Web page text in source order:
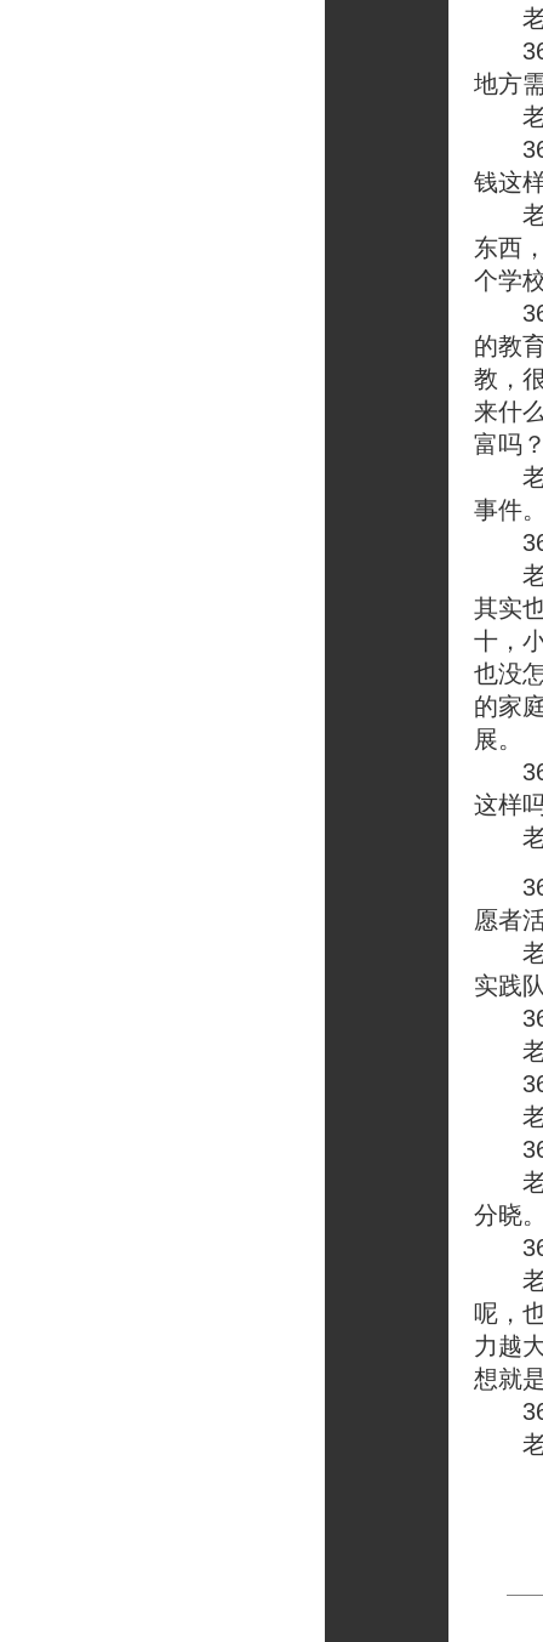
老
36
地方
老
36
钱这
老
东西
个学
36
的教
教，
来什
富吗
老
事件
36
老
其实
十，
也没
的家
展。
36
这样
老
36
愿者
老
实践
36
老
36
老
36
老
分晓
36
老
呢，
力越
想就
36
老